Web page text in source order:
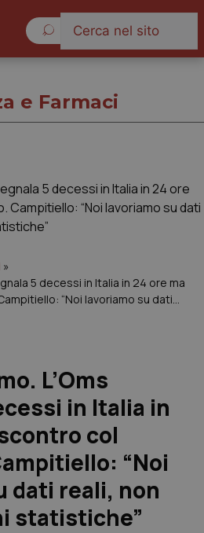
e Farmaci
»
5 decessi in Italia in 24 ore ma
“Noi lavoriamo su dati
L’Oms
in Italia in
col
“Noi
dati reali, non
statistiche”